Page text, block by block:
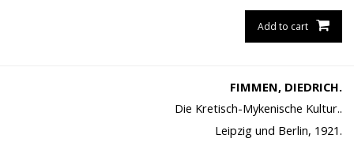
Add to cart
FIMMEN, DIEDRICH.
Die Kretisch-Mykenische Kultur..
Leipzig und Berlin, 1921.